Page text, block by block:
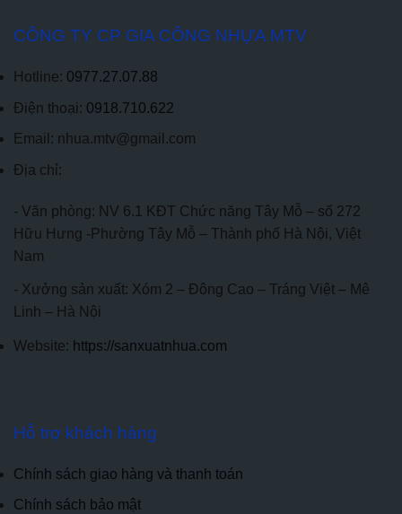
CÔNG TY CP GIA CÔNG NHỰA MTV
Hotline: 0977.27.07.88
Điện thoại: 0918.710.622
Email: nhua.mtv@gmail.com
Địa chỉ:
- Văn phòng: NV 6.1 KĐT Chức năng Tây Mỗ – số 272
Hữu Hưng -Phường Tây Mỗ – Thành phố Hà Nội, Việt
Nam
- Xưởng sản xuất: Xóm 2 – Đông Cao – Tráng Việt – Mê
Linh – Hà Nội
Website: https://sanxuatnhua.com
Hỗ trợ khách hàng
Chính sách giao hàng và thanh toán
Chính sách bảo mật